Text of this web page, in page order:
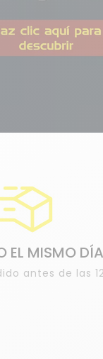
EL MISMO DÍA
antes de las